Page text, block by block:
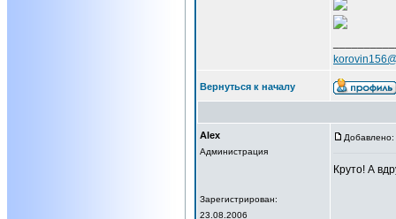
Вернуться к началу
Alex
Администрация
Зарегистрирован:
23.08.2006
Круто! А